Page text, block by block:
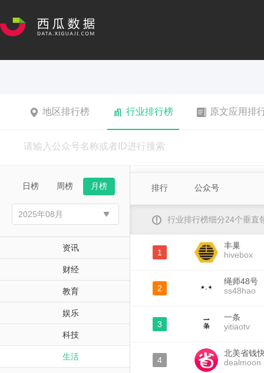
地区排行榜 行业排行榜 原文应用排
日榜 周榜 月榜
资讯
财经
教育
娱乐
科技
生活
排行 公众号
行业排行榜细分24个垂直
1
丰巢
hivebox
2
绳师48号
ss48hao
3
一条
yitiaotv
4
北美省钱
dealmoon